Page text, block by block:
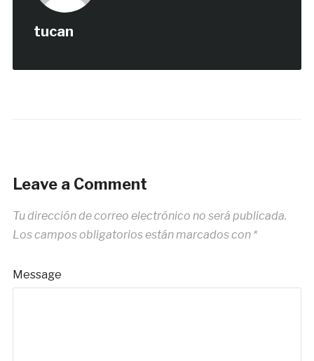
tucan
Leave a Comment
Tu dirección de correo electrónico no será publicada.
Los campos obligatorios están marcados con *
Message